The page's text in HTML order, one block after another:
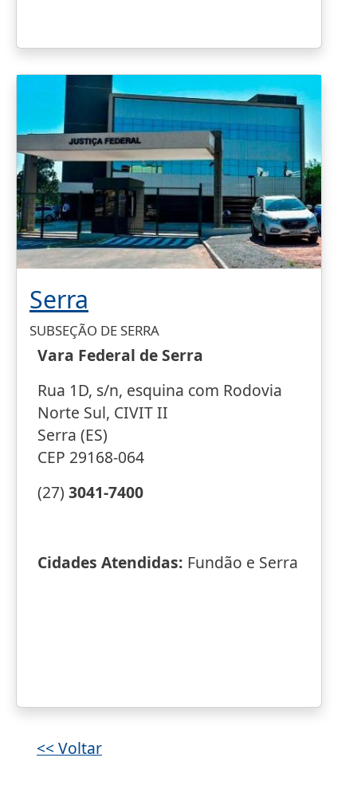
Serra
SUBSEÇÃO DE SERRA
Vara Federal de Serra
Rua 1D, s/n, esquina com Rodovia
Norte Sul, CIVIT II
Serra (ES)
CEP 29168-064
(27) 3041-7400
Cidades Atendidas: Fundão e Serra
<< Voltar